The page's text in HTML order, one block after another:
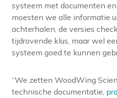
systeem met documenten
moesten we alle informatie
achterhalen, de versies
tijdrovende klus, maar wel
systeem goed te kunnen
“We zetten WoodWing
technische documentatie,